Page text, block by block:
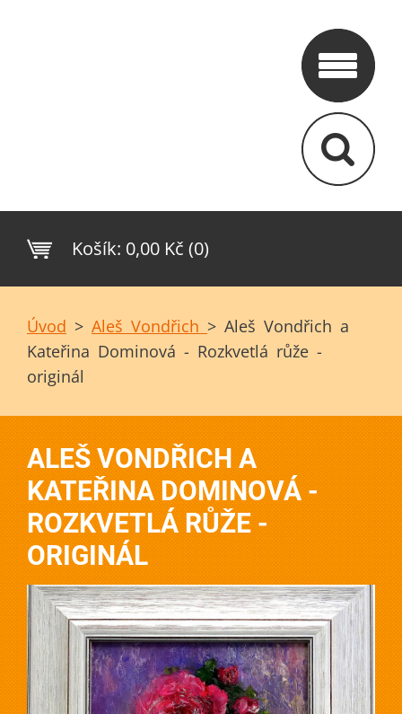
Košík: 0,00 Kč (0)
Úvod > Aleš Vondřich > Aleš Vondřich a
Kateřina Dominová - Rozkvetlá růže -
originál
ALEŠ VONDŘICH A
KATEŘINA DOMINOVÁ -
ROZKVETLÁ RŮŽE -
ORIGINÁL